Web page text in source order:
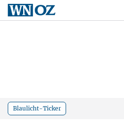
Blaulicht-Ticker